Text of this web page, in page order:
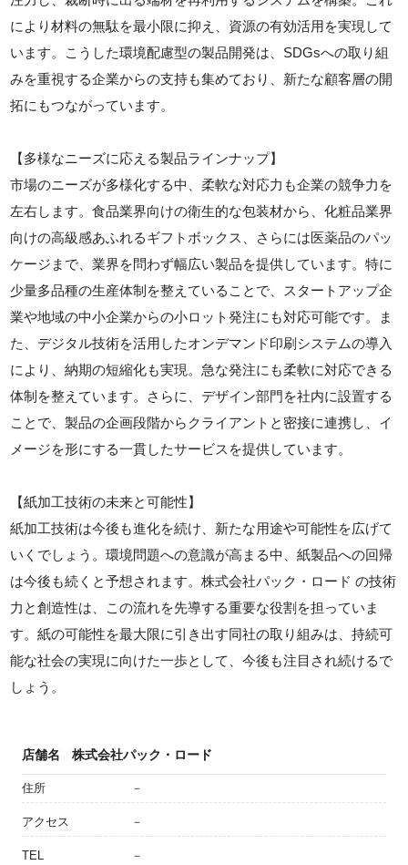
により材料の無駄を最小限に抑え、資源の有効活用を実現して
います。こうした環境配慮型の製品開発は、SDGsへの取り組
みを重視する企業からの支持も集めており、新たな顧客層の開
拓にもつながっています。
【多様なニーズに応える製品ラインナップ】
市場のニーズが多様化する中、柔軟な対応力も企業の競争力を
左右します。食品業界向けの衛生的な包装材から、化粧品業界
向けの高級感あふれるギフトボックス、さらには医薬品のパッ
ケージまで、業界を問わず幅広い製品を提供しています。特に
少量多品種の生産体制を整えていることで、スタートアップ企
業や地域の中小企業からの小ロット発注にも対応可能です。ま
た、デジタル技術を活用したオンデマンド印刷システムの導入
により、納期の短縮化も実現。急な発注にも柔軟に対応できる
体制を整えています。さらに、デザイン部門を社内に設置する
ことで、製品の企画段階からクライアントと密接に連携し、イ
メージを形にする一貫したサービスを提供しています。
【紙加工技術の未来と可能性】
紙加工技術は今後も進化を続け、新たな用途や可能性を広げて
いくでしょう。環境問題への意識が高まる中、紙製品への回帰
は今後も続くと予想されます。株式会社パック・ロード の技術
力と創造性は、この流れを先導する重要な役割を担っていま
す。紙の可能性を最大限に引き出す同社の取り組みは、持続可
能な社会の実現に向けた一歩として、今後も注目され続けるで
しょう。
店舗名 株式会社パック・ロード
住所 －
アクセス －
TEL －